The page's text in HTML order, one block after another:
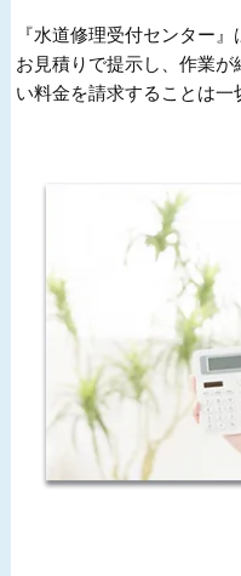
『水道修理受付センター
お見積りで提示し、作業
い料金を請求することは一